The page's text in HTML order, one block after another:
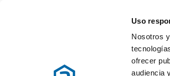
Uso
Nosotros y
ofrecer
audiencia
Alquiler pisos Madrid provincia